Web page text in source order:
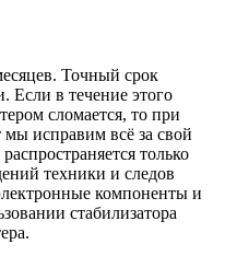
Точный срок
Если в течение этого
сломается, то при
исправим всё за свой
только
техники и следов
компоненты и
стабилизатора